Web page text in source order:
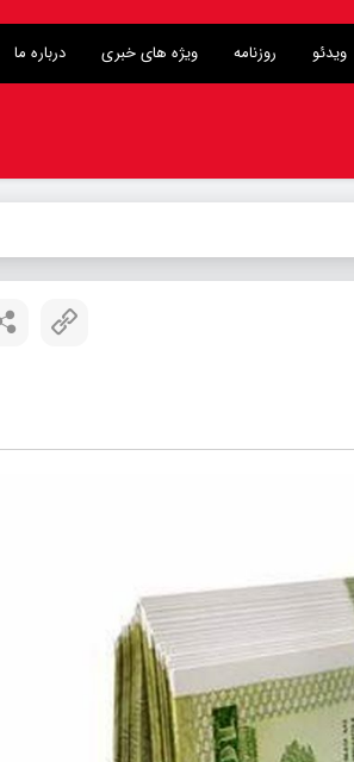
ویدئو روزنامه ویژه های خبری درباره ما